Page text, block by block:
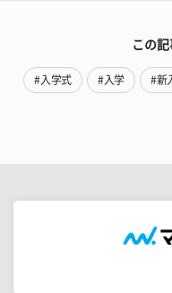
この
#入学式 #入学 #新